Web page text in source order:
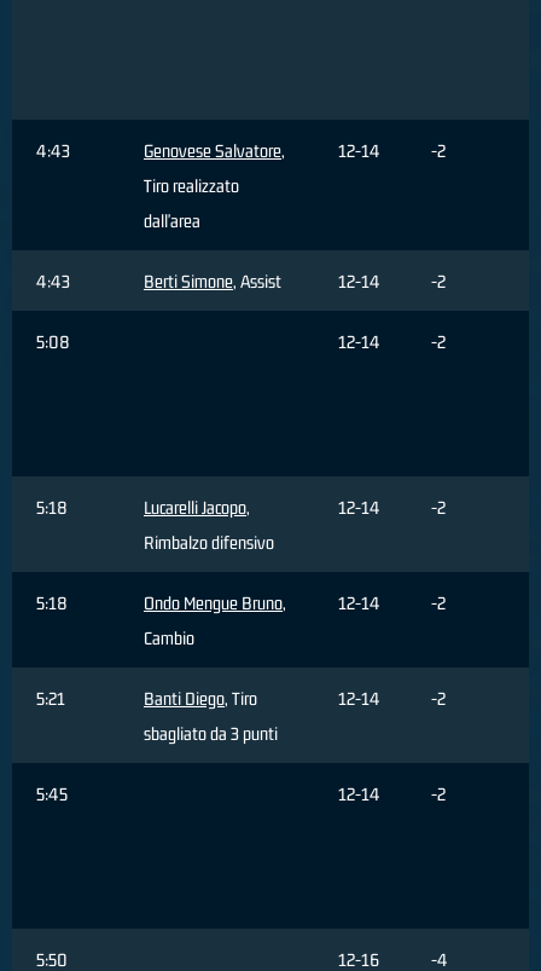
4:43 Genovese Salvatore,
Tiro realizzato
dall'area
12-14 -2
4:43 Berti Simone, Assist 12-14 -2
5:08 12-14 -2
5:18 Lucarelli Jacopo,
Rimbalzo difensivo
12-14 -2
5:18 Ondo Mengue Bruno,
Cambio
12-14 -2
5:21 Banti Diego, Tiro
sbagliato da 3 punti
12-14 -2
5:45 12-14 -2
5:50 12-16 -4